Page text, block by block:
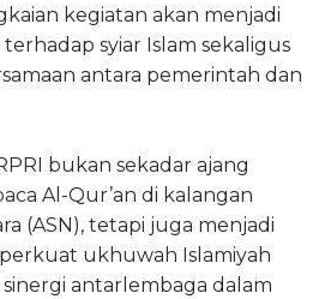
kegiatan akan menjadi
syiar Islam sekaligus
antara pemerintah dan
bukan sekadar ajang
Al-Qur’an di kalangan
(ASN), tetapi juga menjadi
ukhuwah Islamiyah
antarlembaga dalam